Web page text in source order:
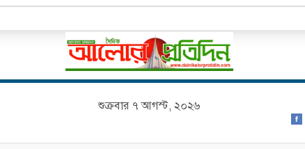
শুক্রবার ৭ আগস্ট, ২০২৬